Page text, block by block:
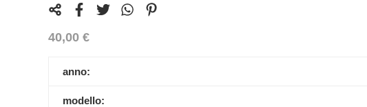
40,00 €
anno:
modello: